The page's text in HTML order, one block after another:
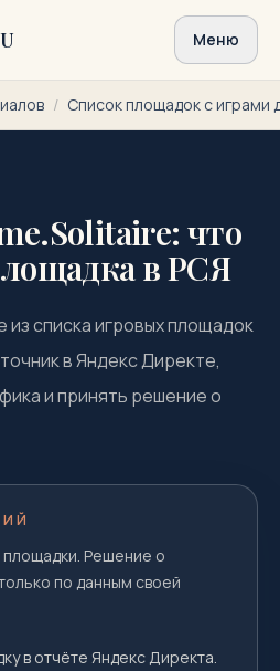
Меню
/ Список площадок с играми
что
в РСЯ
из списка игровых площадок
в Яндекс Директе,
и принять решение о
площадки. Решение о
по данным своей
в отчёте Яндекс Директа.